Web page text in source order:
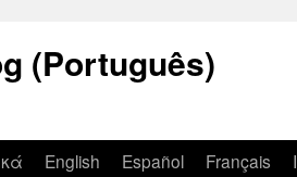
(Português)
English Español Français